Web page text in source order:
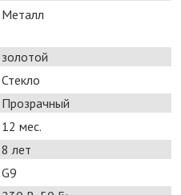
Металл
золотой
Стекло
Прозрачный
12 мес.
8 лет
G9